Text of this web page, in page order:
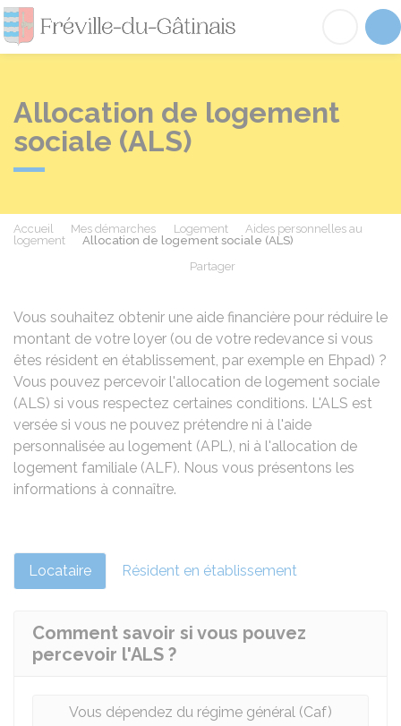
Fréville-du-
Allocation de logement
sociale (ALS)
Accueil Mes démarches Logement
Aides personnelles au
logement
Allocation de logement sociale (ALS)
Partager
Vous souhaitez obtenir une aide financière pour réduire le
montant de votre loyer (ou de votre redevance si vous
êtes résident en établissement, par exemple en Ehpad) ?
Vous pouvez percevoir l'allocation de logement sociale
(ALS) si vous respectez certaines conditions. L'ALS est
versée si vous ne pouvez prétendre ni à l'aide
personnalisée au logement (APL), ni à l'allocation de
logement familiale (ALF). Nous vous présentons les
informations à connaître.
Locataire Résident en établissement
Comment savoir si vous pouvez
percevoir l'ALS ?
Vous dépendez du régime général (Caf)